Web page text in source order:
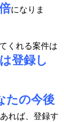
になりま
くれる案件は
登録し
たの今後
れば、登録す